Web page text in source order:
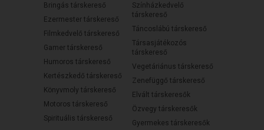
Bringás társkereső
Ezermester társkereső
Filmkedvelő társkereső
Gamer társkereső
Humoros társkereső
Kertészkedő társkereső
Könyvmoly társkereső
Motoros társkereső
Spirituális társkereső
Színházkedvelő
társkereső
Táncoslábú társkereső
Társasjátékozós
társkereső
Vegetáriánus társkereső
Zenefüggő társkereső
Elvált társkeresők
Özvegy társkeresők
Gyermekes társkeresők